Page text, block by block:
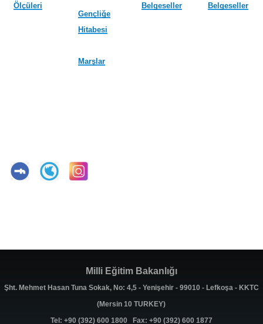
Ölçüleri
Gençliğe
Hitabesi
Marşlar
Belgeseller Belgeseller
Milli Eğitim Bakanlığı
Şht. Mehmet Hasan Tuna Sokak, No: 4,5 - Yenişehir - 99010 - Lefkoşa - KKTC
(Mersin 10 TURKEY)
Tel: +90 (392) 600 1800 Fax: +90 (392) 600 1877